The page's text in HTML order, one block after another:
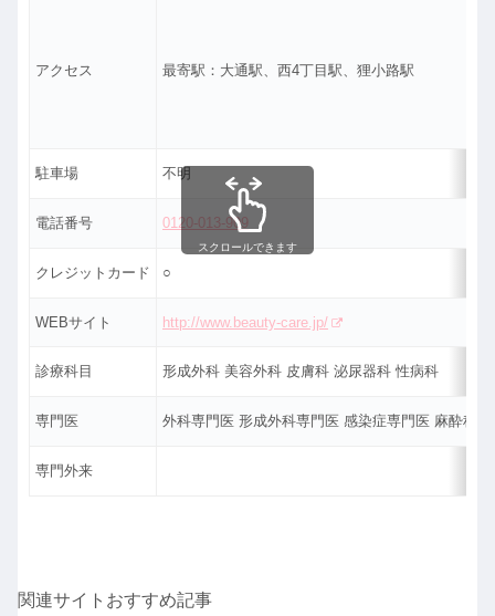
アクセス 最寄駅：大通駅、西4丁目駅、狸小路駅
駐車場 不明
電話番号 0120-013-909
クレジットカード ○
WEBサイト http://www.beauty-care.jp/
診療科目 形成外科 美容外科 皮膚科 泌尿器科 性病科
専門医 外科専門医 形成外科専門医 感染症専門医 麻酔科専
専門外来
スクロールできます
関連サイトおすすめ記事